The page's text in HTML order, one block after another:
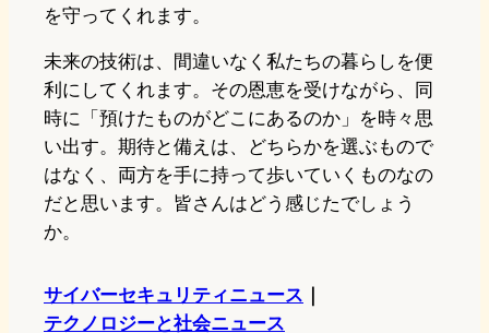
を守ってくれます。
未来の技術は、間違いなく私たちの暮らしを便
利にしてくれます。その恩恵を受けながら、同
時に「預けたものがどこにあるのか」を時々思
い出す。期待と備えは、どちらかを選ぶもので
はなく、両方を手に持って歩いていくものなの
だと思います。皆さんはどう感じたでしょう
か。
サイバーセキュリティニュース
テクノロジーと社会ニュース